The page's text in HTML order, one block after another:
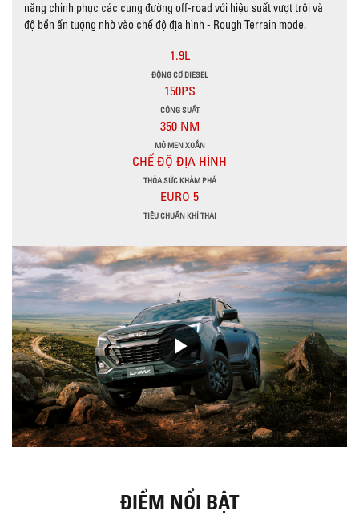
năng chinh phục các cung đường off-road với hiệu suất vượt trội và
độ bền ấn tượng nhờ vào chế độ địa hình - Rough Terrain mode.
1.9L
ĐỘNG CƠ DIESEL
150PS
CÔNG SUẤT
350 NM
MÔ MEN XOẮN
CHẾ ĐỘ ĐỊA HÌNH
THỎA SỨC KHÀM PHÁ
EURO 5
TIÊU CHUẨN KHÍ THẢI
ĐIỂM NỔI BẬT